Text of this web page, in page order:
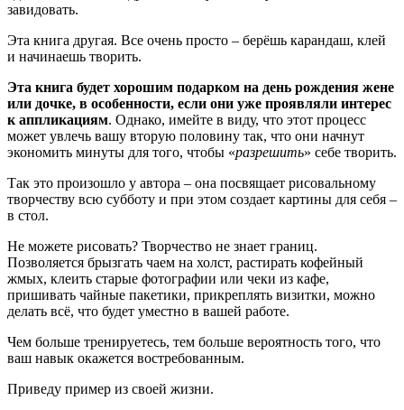
завидовать.
Эта книга другая. Все очень просто – берёшь карандаш, клей
и начинаешь творить.
Эта книга будет хорошим подарком на день рождения жене
или дочке, в особенности, если они уже проявляли интерес
к аппликациям. Однако, имейте в виду, что этот процесс
может увлечь вашу вторую половину так, что они начнут
экономить минуты для того, чтобы «разрешить» себе творить.
Так это произошло у автора – она посвящает рисовальному
творчеству всю субботу и при этом создает картины для себя –
в стол.
Не можете рисовать? Творчество не знает границ.
Позволяется брызгать чаем на холст, растирать кофейный
жмых, клеить старые фотографии или чеки из кафе,
пришивать чайные пакетики, прикреплять визитки, можно
делать всё, что будет уместно в вашей работе.
Чем больше тренируетесь, тем больше вероятность того, что
ваш навык окажется востребованным.
Приведу пример из своей жизни.